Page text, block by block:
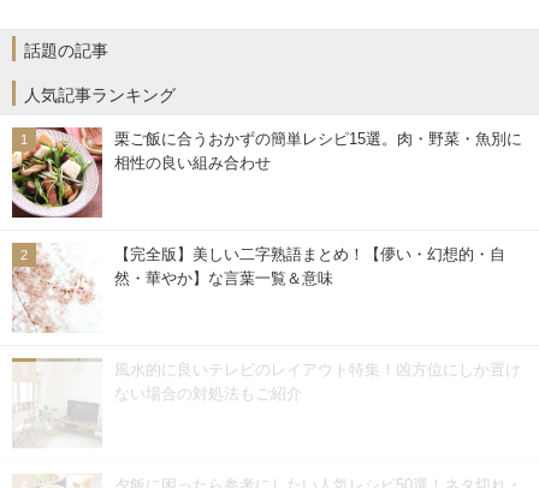
話題の記事
人気記事ランキング
栗ご飯に合うおかずの簡単レシピ15選。肉・野菜・魚別に
相性の良い組み合わせ
【完全版】美しい二字熟語まとめ！【儚い・幻想的・自
然・華やか】な言葉一覧＆意味
風水的に良いテレビのレイアウト特集！凶方位にしか置け
ない場合の対処法もご紹介